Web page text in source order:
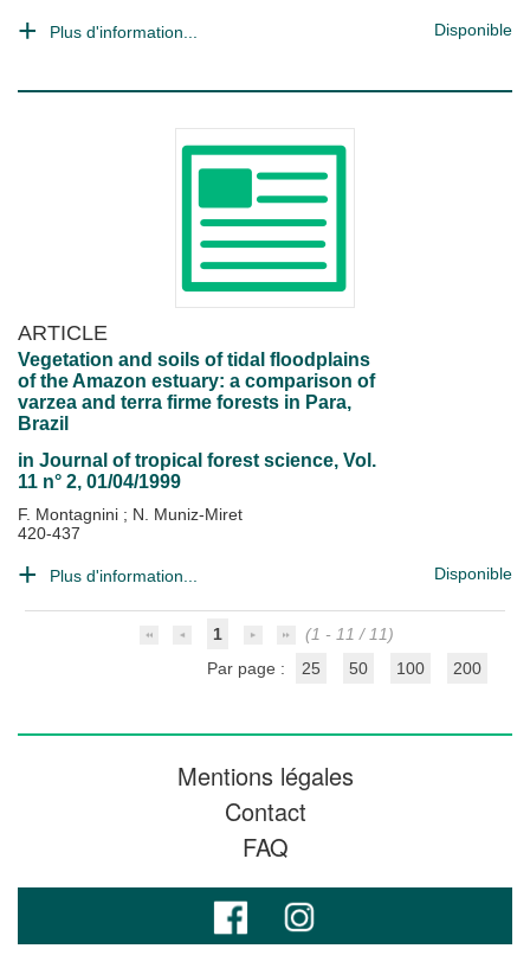
Plus d'information... Disponible
ARTICLE
Vegetation and soils of tidal floodplains
of the Amazon estuary: a comparison of
varzea and terra firme forests in Para,
Brazil
in Journal of tropical forest science, Vol.
11 n° 2, 01/04/1999
F. Montagnini ; N. Muniz-Miret
420-437
Plus d'information... Disponible
1
(1 - 11 / 11)
Par page :
25 50 100 200
Mentions légales
Contact
FAQ